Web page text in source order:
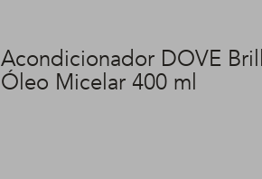
Acondicionador DOVE
Óleo Micelar 400 ml